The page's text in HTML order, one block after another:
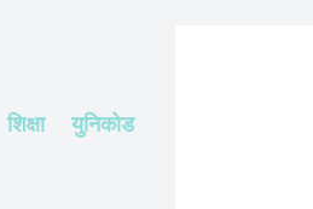
शिक्षा युनिकोड